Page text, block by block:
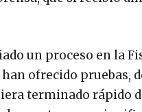
un proceso en la
ofrecido pruebas,
terminado rápido
las partes muy